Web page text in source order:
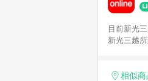
目前新光
新光三越
相似商